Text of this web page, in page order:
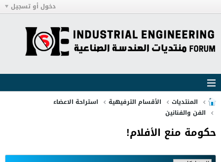
دخول أو تسجيل
المنتديات الأقسام الترفيهية
استراحة الاعضاء
الفن والفنانين
حكومة منع الأفلام!